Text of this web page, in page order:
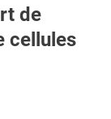
liste
de
cellules